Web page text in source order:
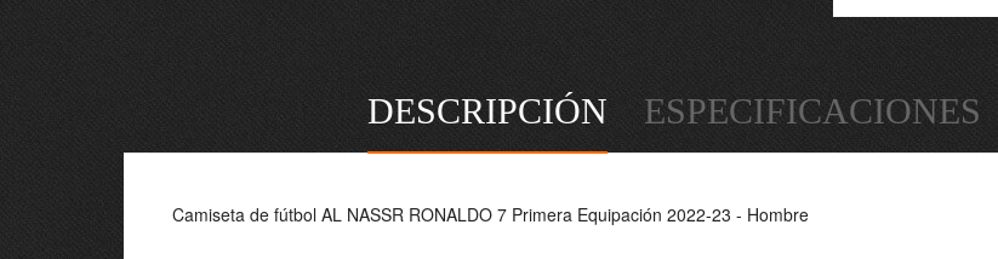
DESCRIPCIÓN ESPECIFICACIONES
Camiseta de fútbol AL NASSR RONALDO 7 Primera Equipación 2022-23 - Hombre